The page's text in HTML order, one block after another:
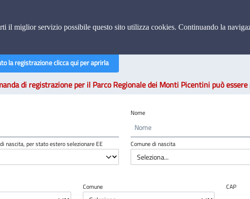
la registrazione clicca qui per aprirla
di registrazione per il Parco Regionale dei Monti Picentini può
Nome
nascita, per stato estero selezionare EE Comune di nascita
Comune CAP
il miglior servizio possibile questo sito utilizza cookies. Continuando la